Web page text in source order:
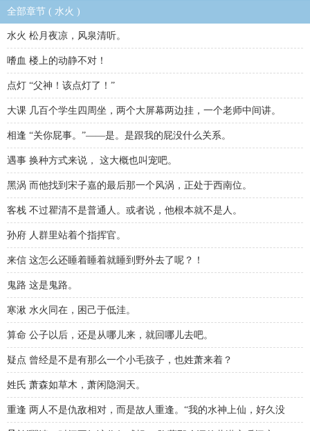
全部章节 ( 水火 )
水火 松月夜凉，风泉清听。
嗜血 楼上的动静不对！
点灯 “父神！该点灯了！”
大课 几百个学生四周坐，两个大屏幕两边挂，一个老师中间讲。
相逢 “关你屁事。”——是。是跟我的屁没什么关系。
遇事 换种方式来说， 这大概也叫宠吧。
黑涡 而他找到宋子嘉的最后那一个风涡，正处于西南位。
客栈 不过瞿清不是普通人。或者说，他根本就不是人。
孙府 人群里站着个指挥官。
来信 这怎么还睡着睡着就睡到野外去了呢？！
鬼路 这是鬼路。
寒湫 水火同在，困己于低洼。
算命 公子以后，还是从哪儿来，就回哪儿去吧。
疑点 曾经是不是有那么一个小毛孩子，也姓萧来着？
姓氏 萧森如草木，萧闲隐洞天。
重逢 两人不是仇敌相对，而是故人重逢。“我的水神上仙，好久没